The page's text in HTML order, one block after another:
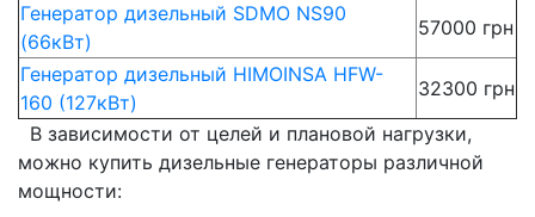
Генератор дизельный SDMO NS90
(66кВт)
57000 грн
Генератор дизельный HIMOINSA HFW-
160 (127кВт)
32300 грн
В зависимости от целей и плановой нагрузки,
можно купить дизельные генераторы различной
мощности: